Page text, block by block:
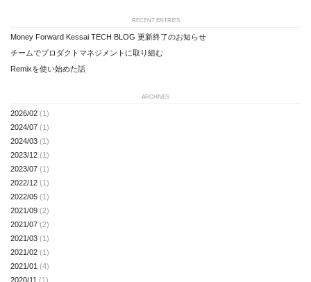
RECENT ENTRIES
Money Forward Kessai TECH BLOG 更新終了のお知らせ
チームでプロダクトマネジメントに取り組む
Remixを使い始めた話
ARCHIVES
2026/02 (1)
2024/07 (1)
2024/03 (1)
2023/12 (1)
2023/07 (1)
2022/12 (1)
2022/05 (1)
2021/09 (2)
2021/07 (2)
2021/03 (1)
2021/02 (1)
2021/01 (4)
2020/11 (1)